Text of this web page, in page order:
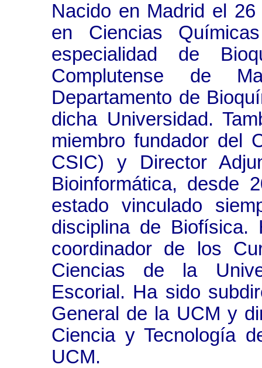
Nacido en Madrid el
en Ciencias
especialidad de
Complutense de
Departamento de
dicha Universidad.
miembro fundador del
CSIC) y Director
Bioinformática, desde
estado vinculado
disciplina de Biofísica.
coordinador de los
Ciencias de la
Escorial. Ha sido
General de la UCM y
Ciencia y Tecnología
UCM.